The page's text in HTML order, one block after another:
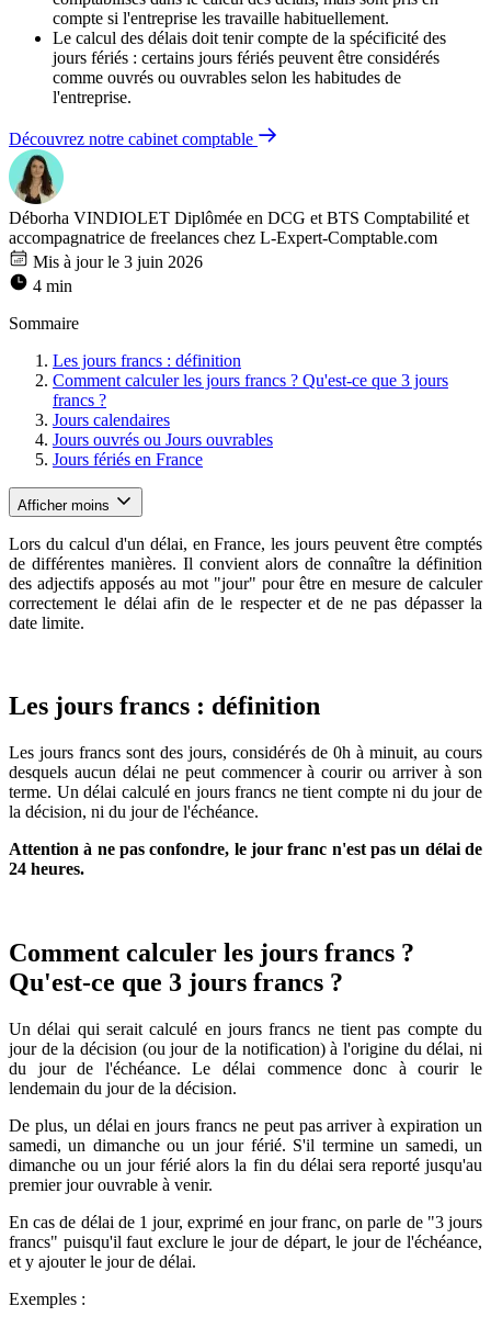
compte si l'entreprise les travaille habituellement.
Le calcul des délais doit tenir compte de la spécificité des
jours fériés : certains jours fériés peuvent être considérés
comme ouvrés ou ouvrables selon les habitudes de
l'entreprise.
Découvrez notre cabinet comptable
Déborha VINDIOLET Diplômée en DCG et BTS Comptabilité et
accompagnatrice de freelances chez L-Expert-Comptable.com
Mis à jour le 3 juin 2026
4 min
Sommaire
Les jours francs : définition
Comment calculer les jours francs ? Qu'est-ce que 3 jours
francs ?
Jours calendaires
Jours ouvrés ou Jours ouvrables
Jours fériés en France
Afficher moins
Lors du calcul d'un délai, en France, les jours peuvent être comptés
de différentes manières. Il convient alors de connaître la définition
des adjectifs apposés au mot "jour" pour être en mesure de calculer
correctement le délai afin de le respecter et de ne pas dépasser la
date limite.
Les jours francs : définition
Les jours francs sont des jours, considérés de 0h à minuit, au cours
desquels aucun délai ne peut commencer à courir ou arriver à son
terme. Un délai calculé en jours francs ne tient compte ni du jour de
la décision, ni du jour de l'échéance.
Attention à ne pas confondre, le jour franc n'est pas un délai de
24 heures.
Comment calculer les jours francs ?
Qu'est-ce que 3 jours francs ?
Un délai qui serait calculé en jours francs ne tient pas compte du
jour de la décision (ou jour de la notification) à l'origine du délai, ni
du jour de l'échéance. Le délai commence donc à courir le
lendemain du jour de la décision.
De plus, un délai en jours francs ne peut pas arriver à expiration un
samedi, un dimanche ou un jour férié. S'il termine un samedi, un
dimanche ou un jour férié alors la fin du délai sera reporté jusqu'au
premier jour ouvrable à venir.
En cas de délai de 1 jour, exprimé en jour franc, on parle de "3 jours
francs" puisqu'il faut exclure le jour de départ, le jour de l'échéance,
et y ajouter le jour de délai.
Exemples :